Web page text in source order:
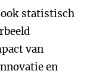
statistisch
van
en